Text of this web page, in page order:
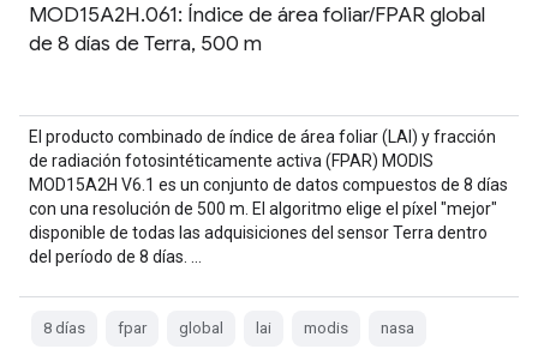
MOD15A2H.061: Índice de área foliar/FPAR global
de 8 días de Terra, 500 m
El producto combinado de índice de área foliar (LAI) y fracción
de radiación fotosintéticamente activa (FPAR) MODIS
MOD15A2H V6.1 es un conjunto de datos compuestos de 8 días
con una resolución de 500 m. El algoritmo elige el píxel "mejor"
disponible de todas las adquisiciones del sensor Terra dentro
del período de 8 días. …
8 días fpar global lai modis nasa